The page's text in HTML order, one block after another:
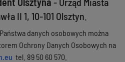
II 1, 10-101 Olsztyn.
danych osobowych można
Ochrony Danych Osobowych na
tel. 89 50 60 570.